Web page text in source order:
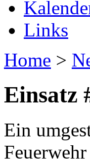
Links
Home >
Einsatz
Ein